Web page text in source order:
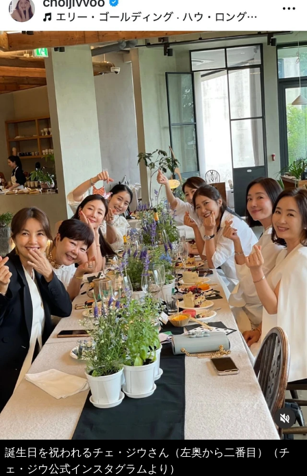
誕生日を祝われるチェ・ジウさん（左奥から二番目）（チ
ェ・ジウ公式インスタグラムより）